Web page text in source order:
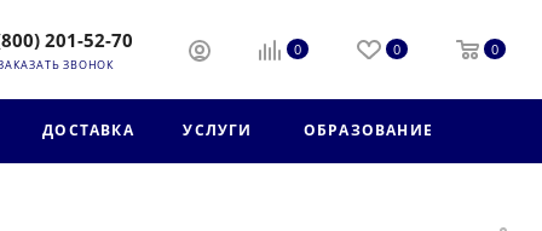
201-52-70
ЗВОНОК
0 0 0
ДОСТАВКА УСЛУГИ ОБРАЗОВАНИЕ